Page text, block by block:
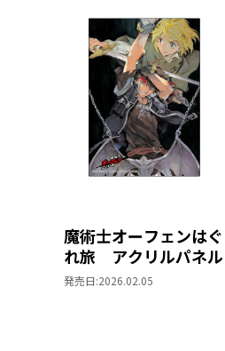
魔術士オーフェンはぐ
れ旅 アクリルパネル
発売日:2026.02.05